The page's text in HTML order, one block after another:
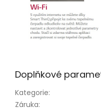
Doplňkové
Kategorie:
Záruka: